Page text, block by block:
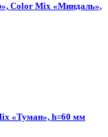
Color Mix «Миндаль»,
«Туман», h=60 мм